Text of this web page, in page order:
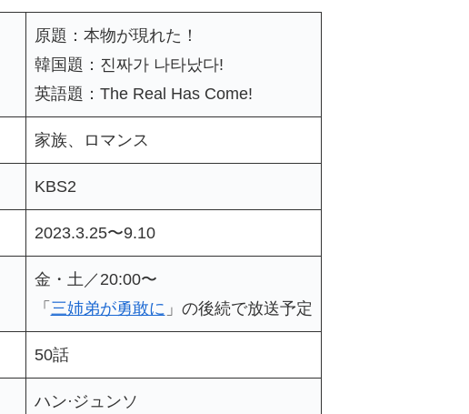
原題：本物が現れた！
韓国題：진짜가 나타났다!
英語題：The Real Has Come!
家族、ロマンス
KBS2
2023.3.25〜9.10
金・土／20:00〜
「 三姉弟が勇敢に 」の後続で放送予定
50話
ハン·ジュンソ